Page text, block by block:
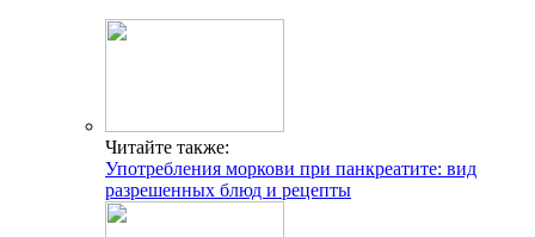
Читайте также:
Употребления моркови при панкреатите: вид
разрешенных блюд и рецепты